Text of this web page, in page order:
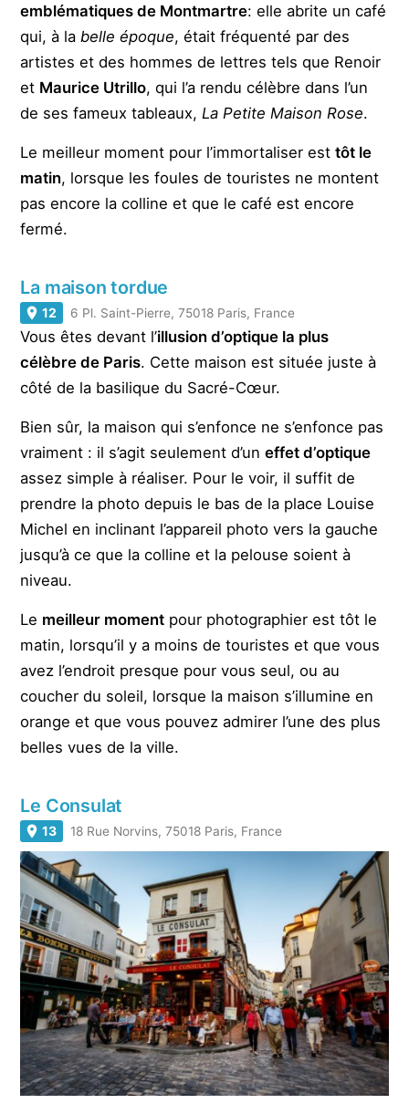
emblématiques de Montmartre: elle abrite un café
qui, à la belle époque, était fréquenté par des
artistes et des hommes de lettres tels que Renoir
et Maurice Utrillo, qui l’a rendu célèbre dans l’un
de ses fameux tableaux, La Petite Maison Rose.
Le meilleur moment pour l’immortaliser esttôt le
matin, lorsque les foules de touristes ne montent
pas encore la colline et que le café est encore
fermé.
La maison tordue
12 6 Pl. Saint-Pierre, 75018 Paris, France
Vous êtes devant l’illusion d’optique la plus
célèbre de Paris. Cette maison est située juste à
côté de la basilique du Sacré-Cœur.
Bien sûr, la maison qui s’enfonce ne s’enfonce pas
vraiment : il s’agit seulement d’uneffet d’optique
assez simple à réaliser. Pour le voir, il suffit de
prendre la photo depuis le bas de la place Louise
Michel en inclinant l’appareil photo vers la gauche
jusqu’à ce que la colline et la pelouse soient à
niveau.
Le meilleur moment pour photographier est tôt le
matin, lorsqu’il y a moins de touristes et que vous
avez l’endroit presque pour vous seul, ou au
coucher du soleil, lorsque la maison s’illumine en
orange et que vous pouvez admirer l’une des plus
belles vues de la ville.
Le Consulat
13 18 Rue Norvins, 75018 Paris, France